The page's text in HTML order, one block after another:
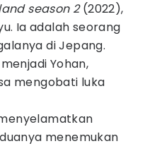
season 2(2022),
Ia adalah seorang
di Jepang.
Yohan,
mengobati luka
menemukan